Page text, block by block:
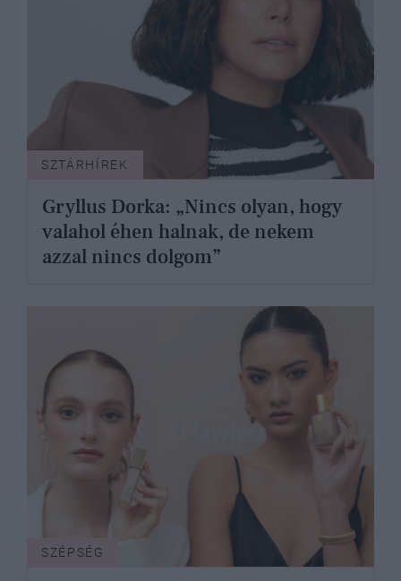
SZTÁRHÍREK
Gryllus Dorka: „Nincs olyan, hogy
valahol éhen halnak, de nekem
azzal nincs dolgom”
SZÉPSÉG